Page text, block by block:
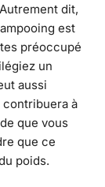
dit,
est
préoccupé
un
aussi
à
que vous
que ce
poids.